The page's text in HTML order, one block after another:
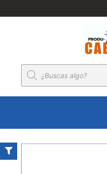
Búsqueda
de
productos